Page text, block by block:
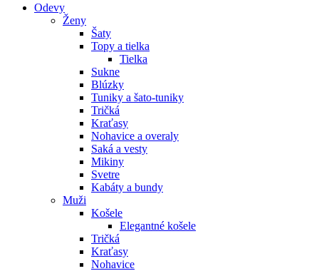
Odevy
Ženy
Šaty
Topy a tielka
Tielka
Sukne
Blúzky
Tuniky a šato-tuniky
Tričká
Kraťasy
Nohavice a overaly
Saká a vesty
Mikiny
Svetre
Kabáty a bundy
Muži
Košele
Elegantné košele
Tričká
Kraťasy
Nohavice